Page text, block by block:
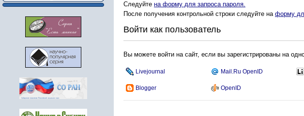
Следуйте на форму для запроса пароля.
После получения контрольной строки следуйте на форму
Войти как пользователь
Вы можете войти на сайт, если вы зарегистрированы на
Livejournal Mail.Ru OpenID
Blogger OpenID